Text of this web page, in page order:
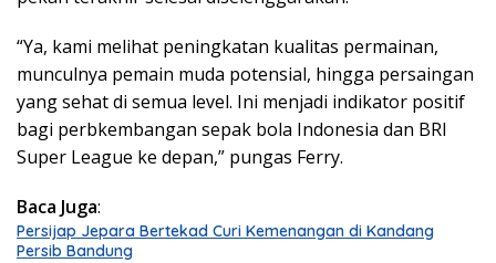
“Ya, kami melihat peningkatan kualitas permainan,
munculnya pemain muda potensial, hingga persaingan
yang sehat di semua level. Ini menjadi indikator positif
bagi perbkembangan sepak bola Indonesia dan BRI
Super League ke depan,” pungas Ferry.
Baca Juga:
Persijap Jepara Bertekad Curi Kemenangan di Kandang
Persib Bandung